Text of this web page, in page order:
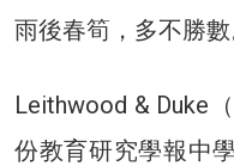
雨後春筍，多不勝數
Leithwood & Duke
份教育研究學報中